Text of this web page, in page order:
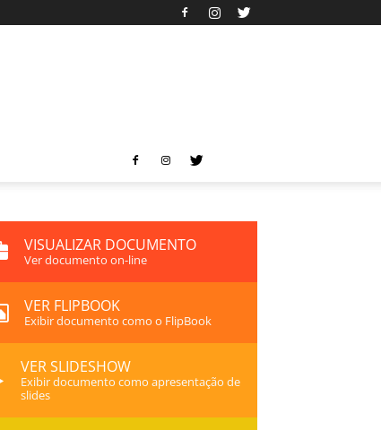
VISUALIZAR DOCUMENTO
Ver documento on-line
VER FLIPBOOK
Exibir documento como o FlipBook
VER SLIDESHOW
Exibir documento como apresentação de
slides